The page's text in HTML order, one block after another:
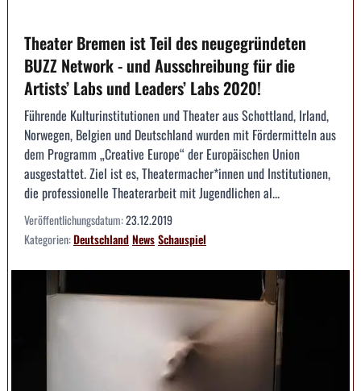
Theater Bremen ist Teil des neugegründeten
BUZZ Network - und Ausschreibung für die
Artists’ Labs und Leaders’ Labs 2020!
Führende Kulturinstitutionen und Theater aus Schottland, Irland,
Norwegen, Belgien und Deutschland wurden mit Fördermitteln aus
dem Programm „Creative Europe“ der Europäischen Union
ausgestattet. Ziel ist es, Theatermacher*innen und Institutionen,
die professionelle Theaterarbeit mit Jugendlichen al...
Veröffentlichungsdatum:23.12.2019
Kategorien:DeutschlandNewsSchauspiel